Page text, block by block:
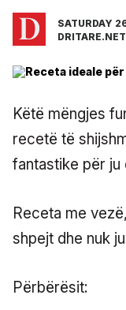
SATURDAY
DRITARE.NET
Këtë mëngjes
recetë të
fantastike për ju
Receta me
shpejt dhe nuk
Përbërësit: